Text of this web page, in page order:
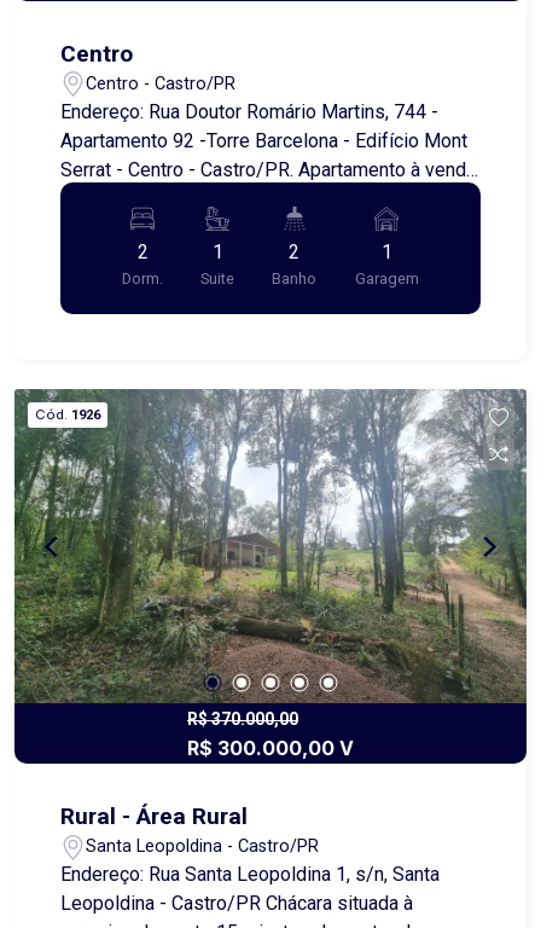
Centro
Centro - Castro/PR
Endereço: Rua Doutor Romário Martins, 744 -
Apartamento 92 -Torre Barcelona - Edifício Mont
Serrat - Centro - Castro/PR. Apartamento à venda
no Edifício Mont Serrat, um endereço de prestígio
que reúne conforto, sofisticação e uma vista de
tirar o fôlego. O imóvel está semimobiliado, com
móveis planejados de alto padrão que oferecem
praticidade e elegância em cada ambiente. Sua
acolhedora ao longo do dia. Além disso, o
apartamento conta com uma vista maravilhosa,
que proporciona momentos únicos de
contemplação e bem-estar. Uma oportunidade
perfeita para quem busca qualidade de vida,
requinte e exclusividade em um dos melhores
empreendimentos da região.
2
Dorm.
1
Suite
2
Banho
1
Garagem
Cód. 1926
R$ 370.000,00
R$ 300.000,00 V
Rural - Área Rural
Santa Leopoldina - Castro/PR
Endereço: Rua Santa Leopoldina 1, s/n, Santa
Leopoldina - Castro/PR Chácara situada à